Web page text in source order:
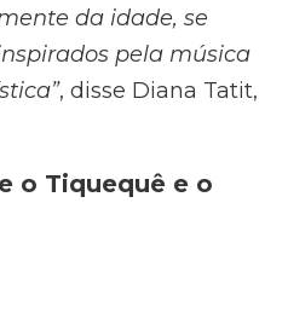
da idade, se
pela música
, disse Diana Tatit,
o Tiquequê e o